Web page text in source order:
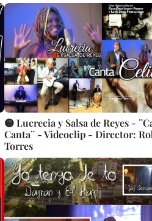
🟡 Lucrecia y Salsa de Reyes -
Canta¨ - Videoclip - Director:
Torres